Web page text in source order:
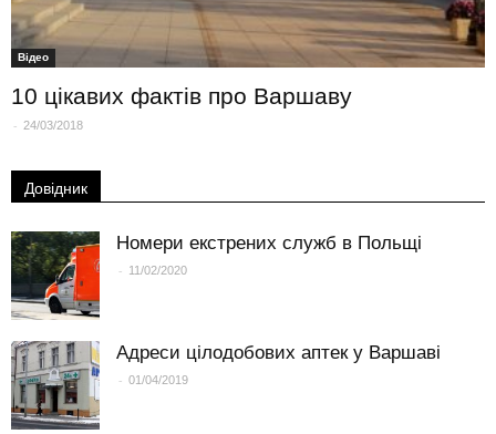
Вiдео
10 цікавих фактів про Варшаву
- 24/03/2018
Довідник
Номери екстрених служб в Польщі
- 11/02/2020
Адреси цілодобових аптек у Варшаві
- 01/04/2019